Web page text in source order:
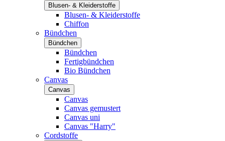
Blusen- & Kleiderstoffe
Blusen- & Kleiderstoffe
Chiffon
Bündchen
Bündchen
Bündchen
Fertigbündchen
Bio Bündchen
Canvas
Canvas
Canvas
Canvas gemustert
Canvas uni
Canvas "Harry"
Cordstoffe